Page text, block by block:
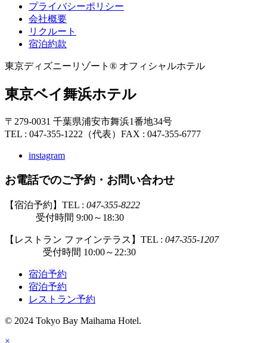
プライバシーポリシー
会社概要
リクルート
宿泊約款
東京ディズニーリゾート® オフィシャルホテル
東京ベイ舞浜ホテル
〒279-0031 千葉県浦安市舞浜1番地34号
TEL : 047-355-1222（代表） FAX : 047-355-6777
instagram
お電話でのご予約・お問い合わせ
【宿泊予約】TEL : 047-355-8222
受付時間 9:00～18:30
【レストラン ファインテラス】TEL : 047-355-1207
受付時間 10:00～22:30
宿泊予約
宿泊予約
レストラン予約
© 2024 Tokyo Bay Maihama Hotel.
×